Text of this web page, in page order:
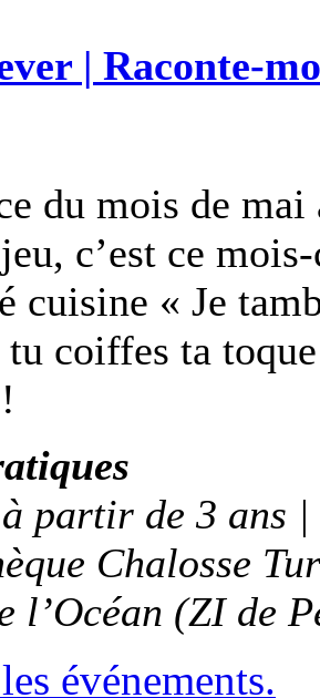
| Raconte-
du mois de
c’est ce
cuisine « Je
coiffes ta
partir de 3 ans
Chalosse
l’Océan (ZI de
événements.